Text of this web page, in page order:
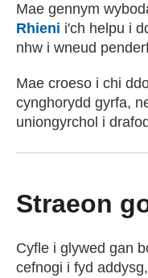
Mae gennym
Rhieni i'ch helpu i
nhw i wneud
Mae croeso i chi
cynghorydd gyrfa,
uniongyrchol i
Straeon
Cyfle i glywed gan
cefnogi i fyd